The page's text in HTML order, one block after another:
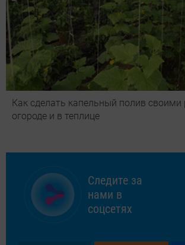
Как сделать капельный полив своими
огороде и в теплице
Следите за
нами в
соцсетях